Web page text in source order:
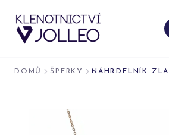
DOMŮ ŠPERKY NÁHRDELNÍK